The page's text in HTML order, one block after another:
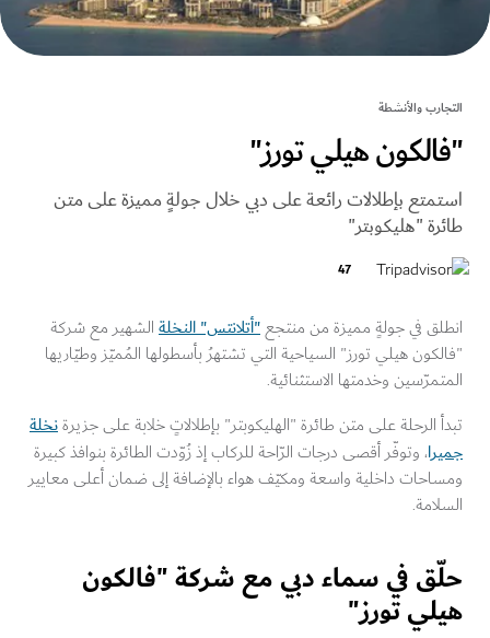
والأنشطة
هيلي تورز"
بإطلالات رائعة على دبي خلال جولةٍ مميزة على متن
"هليكوبتر"
47
في جولةٍ مميزة من منتجع "أتلانتس" النخلةالشهير مع شركة
هيلي تورز" السياحية التي تشتهرُ بأسطولها المُميّز وطيّاريها
وخدمتها الاستثنائية.
الرحلة على متن طائرة "الهليكوبتر" بإطلالاتٍ خلابة على جزيرةنخلة
، وتوفّر أقصى درجات الرّاحة للركاب إذ زُوّدت الطائرة بنوافذ كبيرة
داخلية واسعة ومكيّف هواء بالإضافة إلى ضمان أعلى معايير
في سماء دبي مع شركة "فالكون
تورز"